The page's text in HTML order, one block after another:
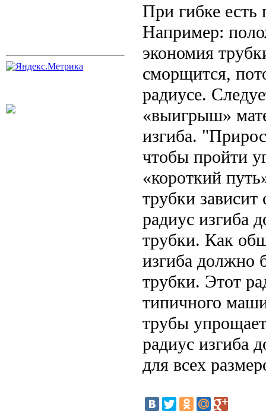
При гибке есть
Например:
экономия
сморщится,
радиусе.
«выигрыш»
изгиба.
чтобы пройти
«короткий
трубки зависит
радиус изгиба
трубки. Как
изгиба должно
трубки. Этот
типичного
трубы
радиус изгиба
для всех